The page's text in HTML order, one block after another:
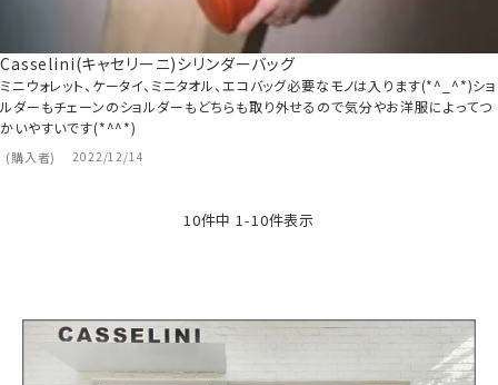
Casselini(キャセリーニ)シリンダーバッグ
購入者 2022/12/14
ミニウォレット、ケータイ、ミニタオル、エコバッグ必要なモノは入ります(*^_^*)ショ
ルダーもチェーンのショルダーもどちらも取り外せるので気分やお洋服によってつ
かいやすいです(*^^*)
10件中 1 -10件表示